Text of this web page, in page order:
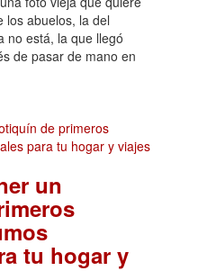
los abuelos, la del
no está, la que llegó
de pasar de mano en
un
tu hogar y